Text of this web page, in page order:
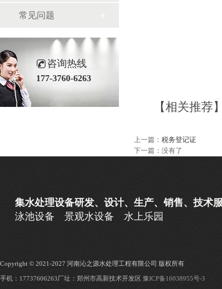
【相关推荐
上一篇： 税务登记证
下一篇：没有了
常见问题
咨询热线
177-3760-6263
集水处理设备研发、设计、生产、销售、技术
泳池设备
景观水设备 水上乐园
Copyright © 2021-2027 河南沁之源水处理工程有限公司 版权所有
手机：17737606263厂址：郑州市高新技术开发区 豫ICP备16038955号-3